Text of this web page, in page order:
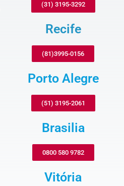
(31) 3195-3292
Recife
(81)3995-0156
Porto Alegre
(51) 3195-2061
Brasilia
0800 580 9782
Vitória